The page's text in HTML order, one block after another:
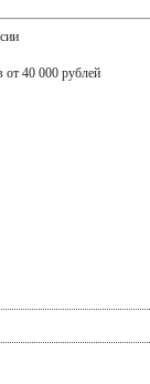
от 40 000 рублей